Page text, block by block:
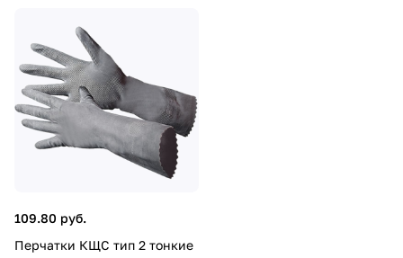
109.80 руб.
Перчатки КЩС тип 2 тонкие